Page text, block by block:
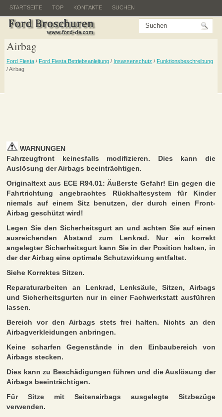
STARTSEITE TOP KONTAKTE SUCHEN
Airbag
Ford Fiesta / Ford Fiesta Betriebsanleitung / Insassenschutz / Funktionsbeschreibung
/ Airbag
WARNUNGEN
Fahrzeugfront keinesfalls modifizieren. Dies kann die
Auslösung der Airbags beeinträchtigen.
Originaltext aus ECE R94.01: Äußerste Gefahr! Ein gegen die
Fahrtrichtung angebrachtes Rückhaltesystem für Kinder
niemals auf einem Sitz benutzen, der durch einen Front-
Airbag geschützt wird!
Legen Sie den Sicherheitsgurt an und achten Sie auf einen
ausreichenden Abstand zum Lenkrad. Nur ein korrekt
angelegter Sicherheitsgurt kann Sie in der Position halten, in
der der Airbag eine optimale Schutzwirkung entfaltet.
Siehe Korrektes Sitzen.
Reparaturarbeiten an Lenkrad, Lenksäule, Sitzen, Airbags
und Sicherheitsgurten nur in einer Fachwerkstatt ausführen
lassen.
Bereich vor den Airbags stets frei halten. Nichts an den
Airbagverkleidungen anbringen.
Keine scharfen Gegenstände in den Einbaubereich von
Airbags stecken.
Dies kann zu Beschädigungen führen und die Auslösung der
Airbags beeinträchtigen.
Für Sitze mit Seitenairbags ausgelegte Sitzbezüge
verwenden.